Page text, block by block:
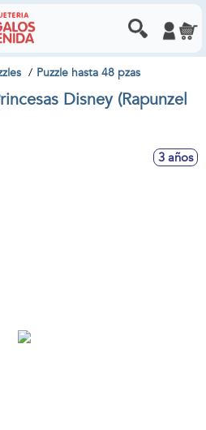
Puzzle hasta 48 pzas
Disney (Rapunzel
3 años